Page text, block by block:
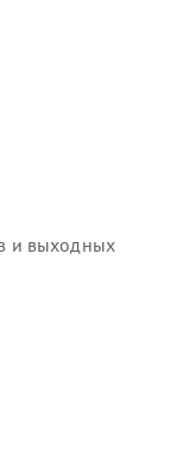
и выходных